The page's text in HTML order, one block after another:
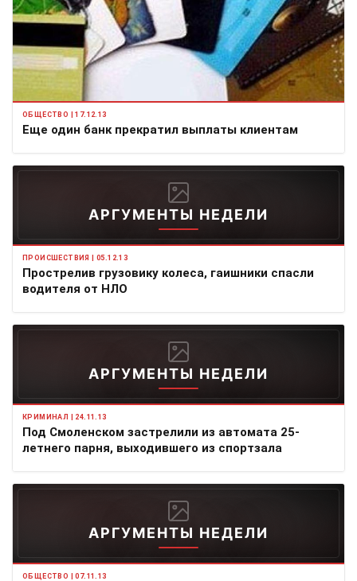
ОБЩЕСТВО | 17.12.13
Еще один банк прекратил выплаты клиентам
АРГУМЕНТЫ НЕДЕЛИ
ПРОИСШЕСТВИЯ | 05.12.13
Прострелив грузовику колеса, гаишники спасли
водителя от НЛО
АРГУМЕНТЫ НЕДЕЛИ
КРИМИНАЛ | 24.11.13
Под Смоленском застрелили из автомата 25-
летнего парня, выходившего из спортзала
АРГУМЕНТЫ НЕДЕЛИ
ОБЩЕСТВО | 07.11.13